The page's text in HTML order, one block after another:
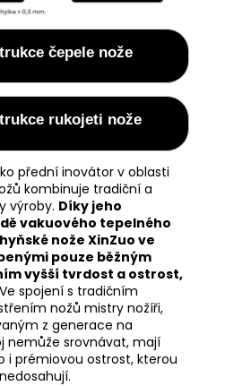
čepele nože
rukojeti nože
přední inovátor v oblasti
kombinuje tradiční a
výroby. Díky jeho
vakuového tepelného
nože XinZuo ve
pouze běžným
vyšší tvrdost a ostrost,
Ve spojení s tradičním
nožů mistry nožíři,
z generace na
nemůže srovnávat, mají
i prémiovou ostrost, kterou